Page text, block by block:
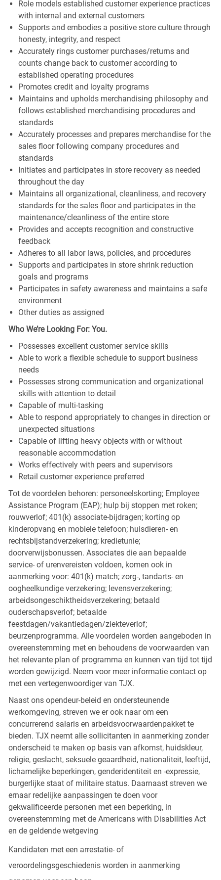
Role models established customer experience practices
with internal and external customers
Supports and embodies a positive store culture through
honesty, integrity, and respect
Accurately rings customer purchases/returns and
counts change back to customer according to
established operating procedures
Promotes credit and loyalty programs
Maintains and upholds merchandising philosophy and
follows established merchandising procedures and
standards
Accurately processes and prepares merchandise for the
sales floor following company procedures and
standards
Initiates and participates in store recovery as needed
throughout the day
Maintains all organizational, cleanliness, and recovery
standards for the sales floor and participates in the
maintenance/cleanliness of the entire store
Provides and accepts recognition and constructive
feedback
Adheres to all labor laws, policies, and procedures
Supports and participates in store shrink reduction
goals and programs
Participates in safety awareness and maintains a safe
environment
Other duties as assigned
Who We’re Looking For: You.
Possesses excellent customer service skills
Able to work a flexible schedule to support business
needs
Possesses strong communication and organizational
skills with attention to detail
Capable of multi-tasking
Able to respond appropriately to changes in direction or
unexpected situations
Capable of lifting heavy objects with or without
reasonable accommodation
Works effectively with peers and supervisors
Retail customer experience preferred
Tot de voordelen behoren: personeelskorting; Employee
Assistance Program (EAP); hulp bij stoppen met roken;
rouwverlof; 401(k) associate-bijdragen; korting op
kinderopvang en mobiele telefoon; huisdieren- en
rechtsbijstandverzekering; kredietunie;
doorverwijsbonussen. Associates die aan bepaalde
service- of urenvereisten voldoen, komen ook in
aanmerking voor: 401(k) match; zorg-, tandarts- en
oogheelkundige verzekering; levensverzekering;
arbeidsongeschiktheidsverzekering; betaald
ouderschapsverlof; betaalde
feestdagen/vakantiedagen/ziekteverlof;
beurzenprogramma. Alle voordelen worden aangeboden in
overeenstemming met en behoudens de voorwaarden van
het relevante plan of programma en kunnen van tijd tot tijd
worden gewijzigd. Neem voor meer informatie contact op
met een vertegenwoordiger van TJX.
Naast ons opendeur-beleid en ondersteunende
werkomgeving, streven we er ook naar om een
concurrerend salaris en arbeidsvoorwaardenpakket te
bieden. TJX neemt alle sollicitanten in aanmerking zonder
onderscheid te maken op basis van afkomst, huidskleur,
religie, geslacht, seksuele geaardheid, nationaliteit, leeftijd,
lichamelijke beperkingen, genderidentiteit en -expressie,
burgerlijke staat of militaire status. Daarnaast streven we
ernaar redelijke aanpassingen te doen voor
gekwalificeerde personen met een beperking, in
overeenstemming met de Americans with Disabilities Act
en de geldende wetgeving
Kandidaten met een arrestatie- of
veroordelingsgeschiedenis worden in aanmerking